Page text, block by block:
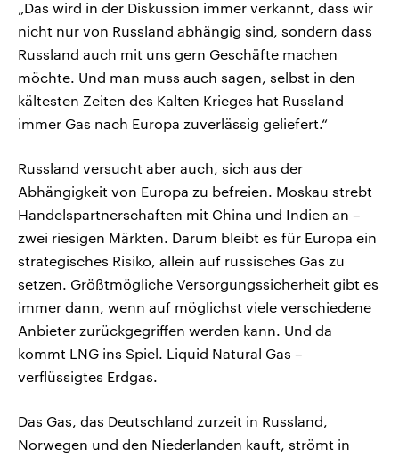
„Das wird in der Diskussion immer verkannt, dass wir
nicht nur von Russland abhängig sind, sondern dass
Russland auch mit uns gern Geschäfte machen
möchte. Und man muss auch sagen, selbst in den
kältesten Zeiten des Kalten Krieges hat Russland
immer Gas nach Europa zuverlässig geliefert.“
Russland versucht aber auch, sich aus der
Abhängigkeit von Europa zu befreien. Moskau strebt
Handelspartnerschaften mit China und Indien an –
zwei riesigen Märkten. Darum bleibt es für Europa ein
strategisches Risiko, allein auf russisches Gas zu
setzen. Größtmögliche Versorgungssicherheit gibt es
immer dann, wenn auf möglichst viele verschiedene
Anbieter zurückgegriffen werden kann. Und da
kommt LNG ins Spiel. Liquid Natural Gas –
verflüssigtes Erdgas.
Das Gas, das Deutschland zurzeit in Russland,
Norwegen und den Niederlanden kauft, strömt in